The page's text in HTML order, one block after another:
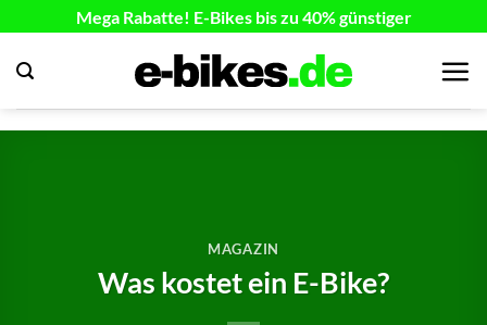
springen
Mega Rabatte! E-Bikes bis zu 40% günstiger
MAGAZIN
Was kostet ein E-Bike?